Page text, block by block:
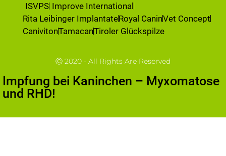
ISVPS Improve International
Rita Leibinger ImplantateRoyal CaninVet Concept
CanivitonTamacanTiroler Glückspilze
Ⓒ 2020 - All Rights Are Reserved
Impfung bei Kaninchen – Myxomatose
und RHD!